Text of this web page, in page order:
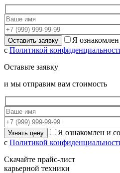
Я ознакомлен
с Политикой
Оставьте заявку
и мы отправим вам стоимость
Я ознакомлен и
с Политикой
Скачайте прайс-лист
карьерной техники